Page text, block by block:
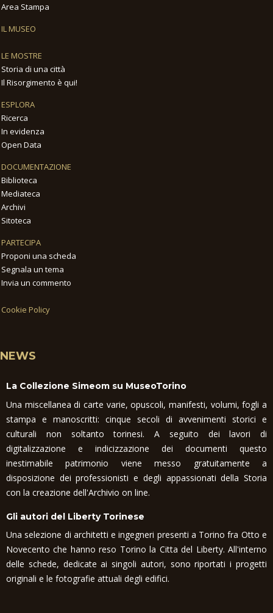
Area Stampa
IL MUSEO
LE MOSTRE
Storia di una città
Il Risorgimento è qui!
ESPLORA
Ricerca
In evidenza
Open Data
DOCUMENTAZIONE
Biblioteca
Mediateca
Archivi
Sitoteca
PARTECIPA
Proponi una scheda
Segnala un tema
Invia un commento
Cookie Policy
NEWS
La Collezione Simeom su MuseoTorino
Una miscellanea di carte varie, opuscoli, manifesti, volumi, fogli a
stampa e manoscritti: cinque secoli di avvenimenti storici e
culturali non soltanto torinesi. A seguito dei lavori di
digitalizzazione e indicizzazione dei documenti questo
inestimabile patrimonio viene messo gratuitamente a
disposizione dei professionisti e degli appassionati della Storia
con la creazione dell'Archivio on line.
Gli autori del Liberty Torinese
Una selezione di architetti e ingegneri presenti a Torino fra Otto e
Novecento che hanno reso Torino la Citta del Liberty. All'interno
delle schede, dedicate ai singoli autori, sono riportati i progetti
originali e le fotografie attuali degli edifici.